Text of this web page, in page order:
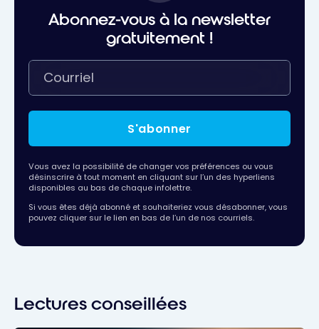
Abonnez-vous à la newsletter
gratuitement !
S'abonner
Vous avez la possibilité de changer vos préférences ou vous
désinscrire à tout moment en cliquant sur l’un des hyperliens
disponibles au bas de chaque infolettre.
Si vous êtes déjà abonné et souhaiteriez vous désabonner, vous
pouvez cliquer sur le lien en bas de l’un de nos courriels.
Lectures conseillées